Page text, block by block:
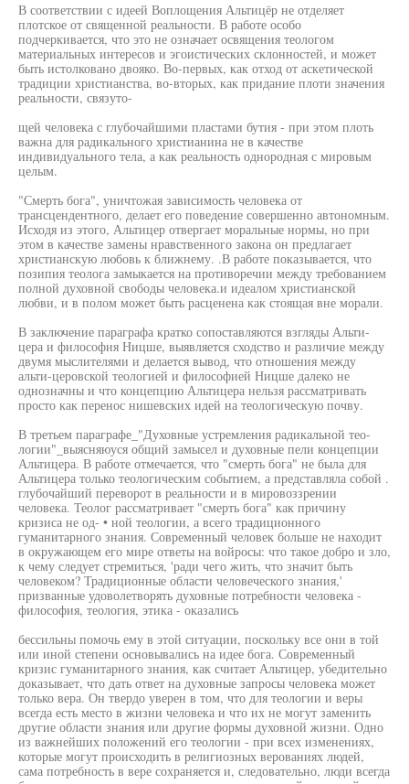
В соответствии с идеей Воплощения Альтицёр не отделяет
плотское от священной реальности. В работе особо
подчеркивается, что это не означает освящения теологом
материальных интересов и эгоистических склонностей, и может
быть истолковано двояко. Во-первых, как отход от аскетической
традиции христианства, во-вторых, как придание плоти значения
реальности, связуто-
щей человека с глубочайшими пластами бутия - при этом плоть
важна для радикального христианина не в качестве
индивидуального тела, а как реальность однородная с мировым
целым.
"Смерть бога", уничтожая зависимость человека от
трансцендентного, делает его поведение совершенно автономным.
Исходя из этого, Альтицер отвергает моральные нормы, но при
этом в качестве замены нравственного закона он предлагает
христианскую любовь к ближнему. .В работе показывается, что
позипия теолога замыкается на противоречии между требованием
полной духовной свободы человека.и идеалом христианской
любви, и в полом может быть расценена как стоящая вне морали.
В заключение параграфа кратко сопоставляются взгляды Альти-
цера и философия Ницше, выявляется сходство и различие между
двумя мыслителями и делается вывод, что отношения между
альти-церовской теологией и философией Ницше далеко не
однозначны и что концепцию Альтицера нельзя рассматривать
просто как перенос нишевских идей на теологическую почву.
В третьем параграфе_"Духовные устремления радикальной тео-
логии"_выясняюуся общий замысел и духовные пели концепции
Альтицера. В работе отмечается, что "смерть бога" не была для
Альтицера только теологическим событием, а представляла собой .
глубочайший переворот в реальности и в мировоззрении
человека. Теолог рассматривает "смерть бога" как причину
кризиса не од- • ной теологии, а всего традиционного
гуманитарного знания. Современный человек больше не находит
в окружающем его мире ответы на войросы: что такое добро и зло,
к чему следует стремиться, 'ради чего жить, что значит быть
человеком? Традиционные области человеческого знания,'
призванные удоволетворять духовные потребности человека -
философия, теология, этика - оказались
бессильны помочь ему в этой ситуации, поскольку все они в той
или иной степени основывались на идее бога. Современный
кризис гуманитарного знания, как считает Альтицер, убедительно
доказывает, что дать ответ на духовные запросы человека может
только вера. Он твердо уверен в том, что для теологии и веры
всегда есть место в жизни человека и что их не могут заменить
другие области знания или другие формы духовной жизни. Одно
из важнейших положений его теологии - при всех изменениях,
которые могут происходить в религиозных верованиях людей,
сама потребность в вере сохраняется и, следовательно, люди всегда